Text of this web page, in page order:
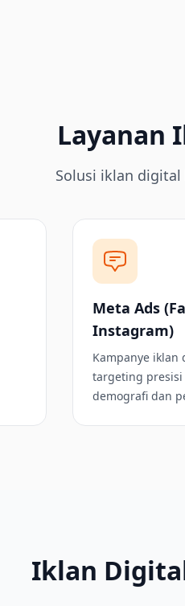
Layanan
Solusi iklan
Meta Ads
Instagram)
Kampanye iklan
targeting presisi
demografi dan
Iklan